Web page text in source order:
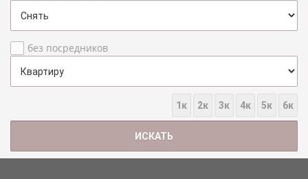
без посредников
1к 2к 3к 4к 5к 6к